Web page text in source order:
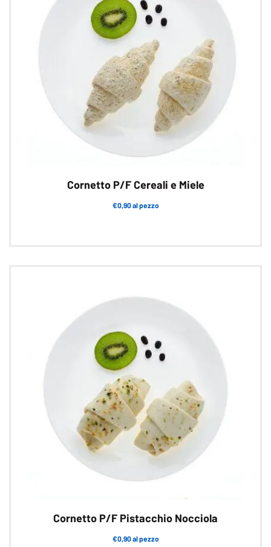
Cornetto P/F Cereali e Miele
€0,90 al pezzo
possono
essere
scelte
nella
pagina
del
prodotto
Cornetto P/F Pistacchio Nocciola
€0,90 al pezzo